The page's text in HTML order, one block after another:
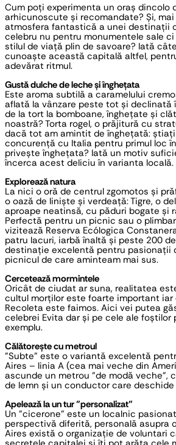
Cum poți experimenta un oraș dincolo
arhicunoscute și recomandate? Și,
atmosfera fantastică a unei destinații
celebru nu pentru monumentele sale
stilul de viață plin de savoare? Iată
cunoaște această capitală altfel,
adevărat ritmul.
Gustă dulche de leche și înghețata
Este aroma subtilă a caramelului
aflată la vânzare peste tot și declinată
de la tort la bomboane, înghețate și
noastră? Torta rogel, o prăjitură cu
dacă tot am amintit de înghețată:
concurență cu Italia pentru primul loc
privește înghețata? Iată un motiv
încerca acest deliciu în varianta locală.
Explorează natura
La nici o oră de centrul zgomotos și
o oază de liniște și verdeață: Tigre, o
aproape neatinsă, cu păduri bogate și
Perfectă pentru un picnic sau o
vizitează Reserva Ecólogica
patru lacuri, iarbă înaltă și peste 200
destinație excelentă pentru pasionații
picnicul de care aminteam mai sus.
Cercetează mormintele
Oricât de ciudat ar suna, realitatea
cultul morților este foarte important
Recoleta este faimos. Aici vei putea
celebrei Evita dar și pe cele ale foștilor
exemplu.
Călătorește cu metroul
”Subte” este o variantă excelentă
Aires – linia A (cea mai veche din
ascunde un metrou ”de modă veche”,
de lemn și un conductor care deschide
Apelează la un tur ”personalizat”
Un ”cicerone” este un localnic
perspectivă diferită, personală asupra
Aires există o organizație de voluntari